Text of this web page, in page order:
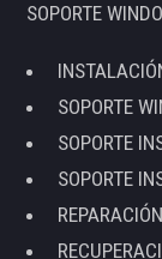
SOPORTE
SOPORTE
SOPORTE
SOPORTE